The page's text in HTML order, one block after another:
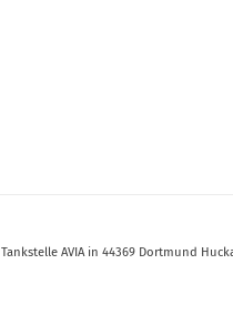
Tankstelle AVIA in 44369 Dortmund